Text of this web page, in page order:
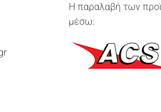
Η παραλαβή των
μέσω: